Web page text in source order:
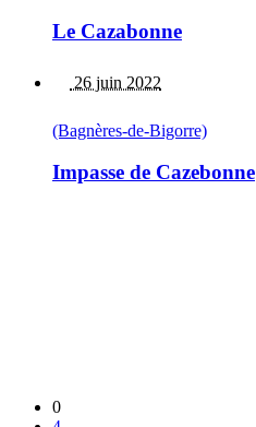
Le Cazabonne
26 juin 2022
(Bagnères-de-Bigorre)
Impasse de Cazebonne
0